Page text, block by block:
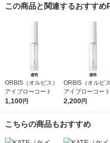
この商品と関連するおすすめ
ORBIS（オルビス）
アイブローコート
1,100円
ORBIS（オルビス
アイブローコー
個
2,200円
こちらの商品もおすすめ